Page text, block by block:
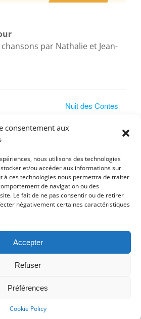
consentement aux
nous utilisons des technologies
et/ou accéder aux informations sur
à ces technologies nous permettra de traiter
de navigation ou des
Le fait de ne pas consentir ou de retirer
négativement certaines caractéristiques
Accepter
Refuser
Préférences
Cookie Policy
par Nathalie et Jean-
Nuit des Contes